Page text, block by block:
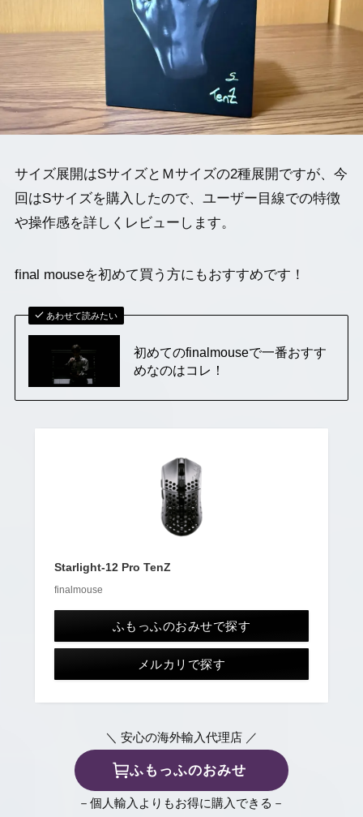
サイズ展開はSサイズとＭサイズの2種展開ですが、今
回はSサイズを購入したので、ユーザー目線での特徴
や操作感を詳しくレビューします。
final mouseを初めて買う方にもおすすめです！
あわせて読みたい
初めてのfinalmouseで一番おすす
めなのはコレ！
Starlight-12 Pro TenZ
finalmouse
ふもっふのおみせで探す
メルカリで探す
＼ 安心の海外輸入代理店 ／
ふもっふのおみせ
－個人輸入よりもお得に購入できる－